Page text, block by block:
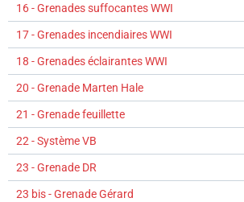
16 - Grenades suffocantes WWI
17 - Grenades incendiaires WWI
18 - Grenades éclairantes WWI
20 - Grenade Marten Hale
21 - Grenade feuillette
22 - Système VB
23 - Grenade DR
23 bis - Grenade Gérard